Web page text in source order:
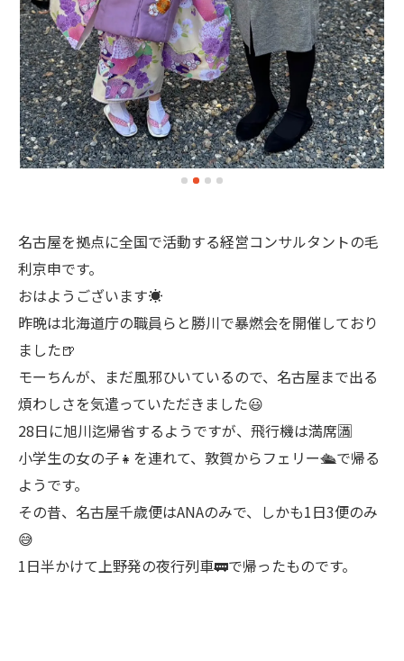
名古屋を拠点に全国で活動する経営コンサルタントの毛
利京申です。
おはようございます☀
昨晩は北海道庁の職員らと勝川で暴燃会を開催しており
ました🍺
モーちんが、まだ風邪ひいているので、名古屋まで出る
煩わしさを気遣っていただきました😃
28日に旭川迄帰省するようですが、飛行機は満席🈵
小学生の女の子👧を連れて、敦賀からフェリー🛳️で帰る
ようです。
その昔、名古屋千歳便はANAのみで、しかも1日3便のみ
😅
1日半かけて上野発の夜行列車🚃で帰ったものです。